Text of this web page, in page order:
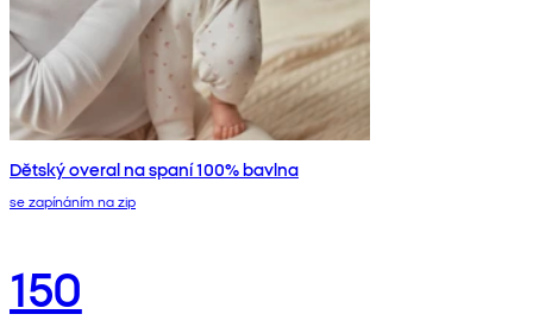
Dětský overal na spaní 100% bavlna
se zapínáním na zip
150